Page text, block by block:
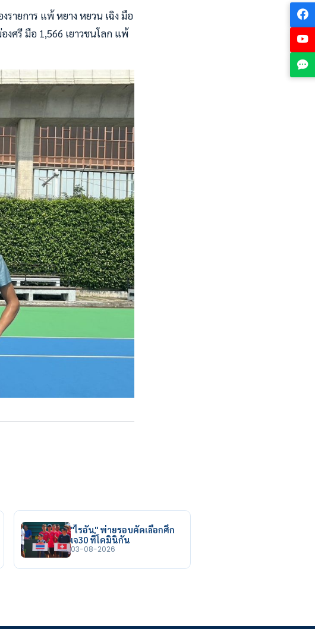
รายการ แพ้ หยาง หยวน เฉิง มือ
งศรี มือ 1,566 เยาวชนโลก แพ้
"ไรอัน" พ่ายรอบคัดเลือกศึก
เจ30 ที่โดมินิกัน
03-08-2026